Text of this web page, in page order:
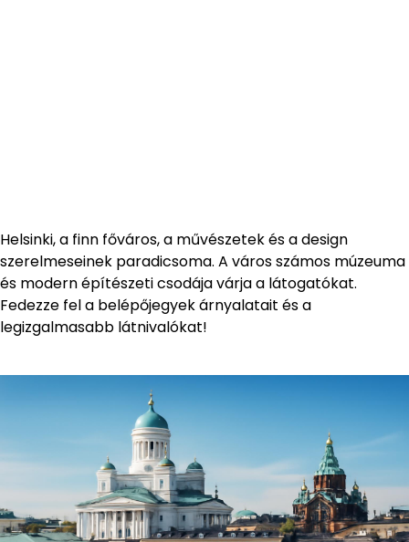
Helsinki, a finn főváros, a művészetek és a design
szerelmeseinek paradicsoma. A város számos múzeuma
és modern építészeti csodája várja a látogatókat.
Fedezze fel a belépőjegyek árnyalatait és a
legizgalmasabb látnivalókat!